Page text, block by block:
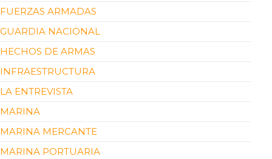
FUERZAS ARMADAS
GUARDIA NACIONAL
HECHOS DE ARMAS
INFRAESTRUCTURA
LA ENTREVISTA
MARINA
MARINA MERCANTE
MARINA PORTUARIA